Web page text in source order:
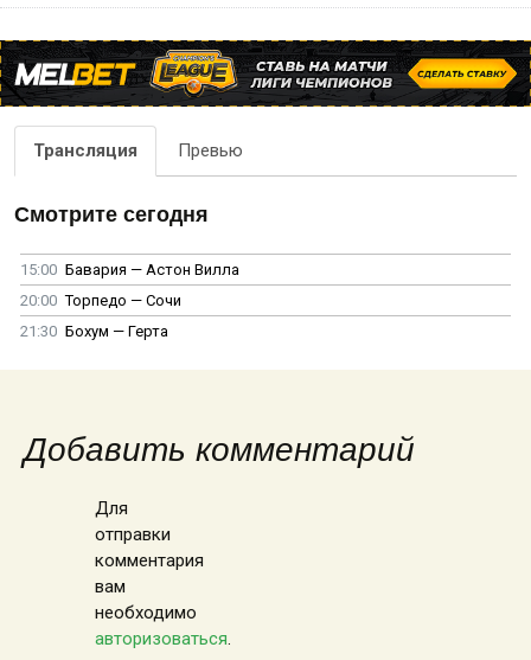
Трансляция Превью
Смотрите сегодня
15:00 Бавария — Астон Вилла
20:00 Торпедо — Сочи
21:30 Бохум — Герта
Добавить комментарий
Для
отправки
комментария
вам
необходимо
авторизоваться.